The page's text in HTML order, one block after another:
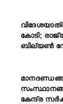
കോടി;
ബില്യൺ
കേന്ദ്ര